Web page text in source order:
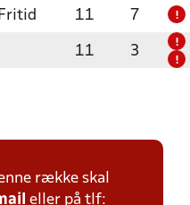
11 7 !
11 3
!
!
række skal
eller på tlf: